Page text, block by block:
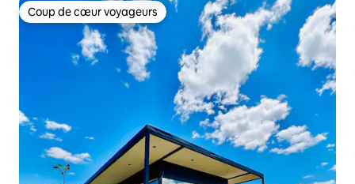
Coup de cœur voyageurs
Coup de cœur voyageurs